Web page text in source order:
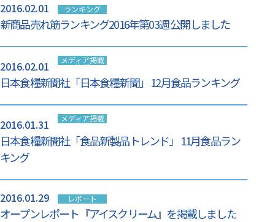
2016.02.01 ランキング
新商品売れ筋ランキング2016年第03週 公開しました
2016.02.01 メディア掲載
情報
日本食糧新聞社「日本食糧新聞」 12月食品ランキング
2016.01.31 メディア掲載
情報
日本食糧新聞社「食品新製品トレンド」 11月食品ラン
キング
2016.01.29 レポート
オープンレポート『アイスクリーム』を掲載しました